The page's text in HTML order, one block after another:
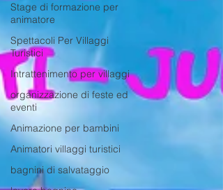
Stage di formazione per
animatore
Spettacoli Per Villaggi
Turistici
Intrattenimento per villaggi
organizzazione di feste ed
eventi
Animazione per bambini
Animatori villaggi turistici
bagnini di salvataggio